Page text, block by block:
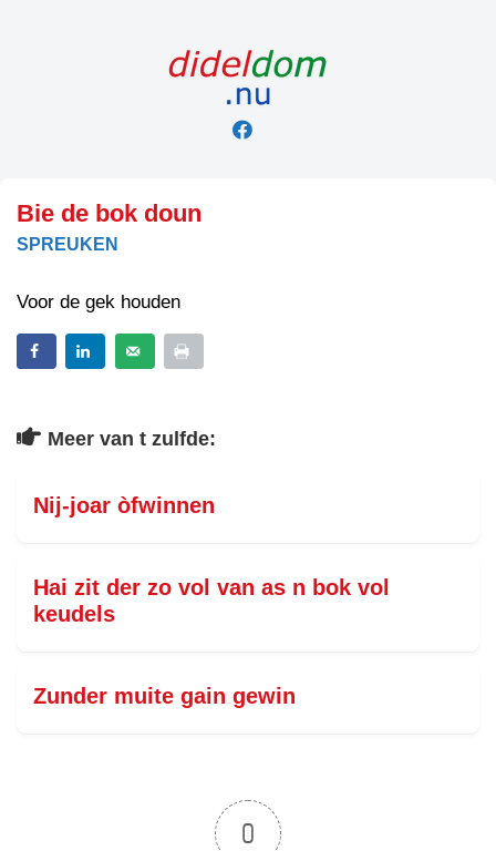
Bie de bok doun
SPREUKEN
Voor de gek houden
Meer van t zulfde:
Nij-joar òfwinnen
Hai zit der zo vol van as n bok vol
keudels
Zunder muite gain gewin
0